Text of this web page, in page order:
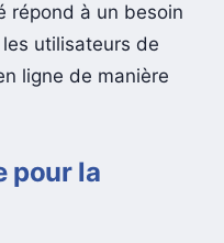
répond à un besoin
utilisateurs de
ligne de manière
pour la